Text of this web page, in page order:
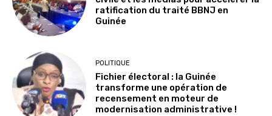
ratification du traité BBNJ en
Guinée
POLITIQUE
Fichier électoral : la Guinée
transforme une opération de
recensement en moteur de
modernisation administrative !